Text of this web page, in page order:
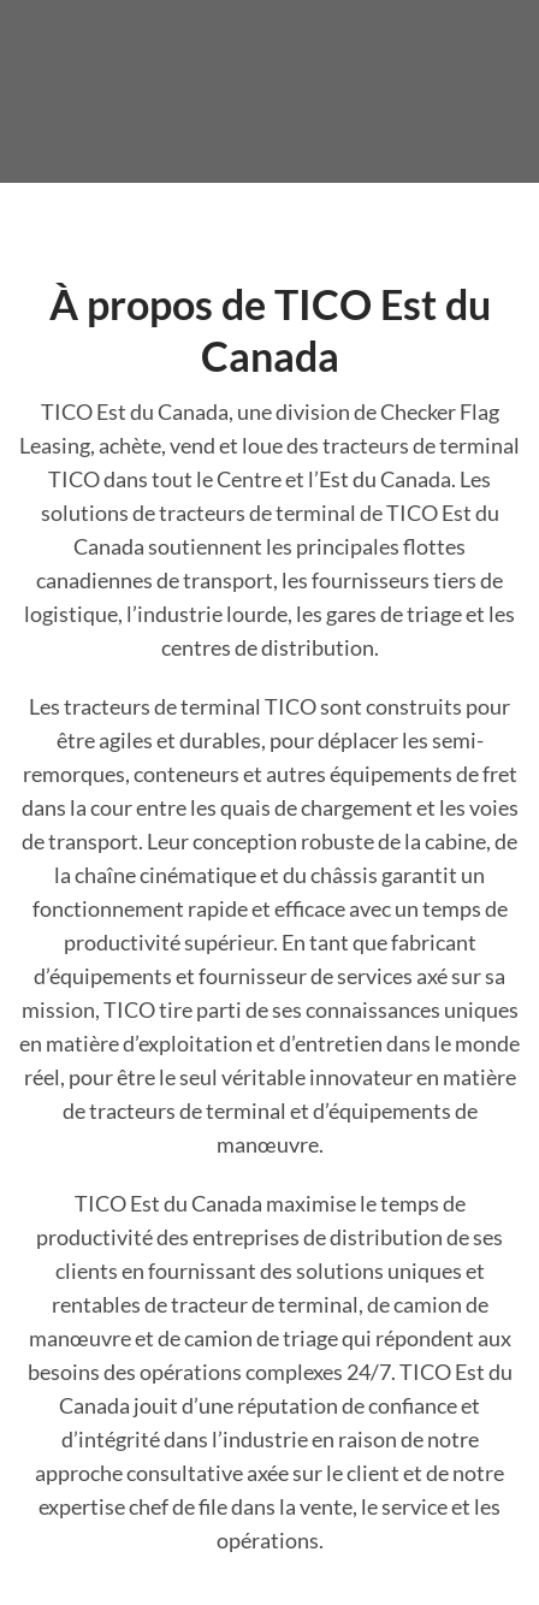
À propos de TICO Est du
Canada
TICO Est du Canada, une division de Checker Flag
Leasing, achète, vend et loue des tracteurs de terminal
TICO dans tout le Centre et l’Est du Canada. Les
solutions de tracteurs de terminal de TICO Est du
Canada soutiennent les principales flottes
canadiennes de transport, les fournisseurs tiers de
logistique, l’industrie lourde, les gares de triage et les
centres de distribution.
Les tracteurs de terminal TICO sont construits pour
être agiles et durables, pour déplacer les semi-
remorques, conteneurs et autres équipements de fret
dans la cour entre les quais de chargement et les voies
de transport. Leur conception robuste de la cabine, de
la chaîne cinématique et du châssis garantit un
fonctionnement rapide et efficace avec un temps de
productivité supérieur. En tant que fabricant
d’équipements et fournisseur de services axé sur sa
mission, TICO tire parti de ses connaissances uniques
en matière d’exploitation et d’entretien dans le monde
réel, pour être le seul véritable innovateur en matière
de tracteurs de terminal et d’équipements de
manœuvre.
TICO Est du Canada maximise le temps de
productivité des entreprises de distribution de ses
clients en fournissant des solutions uniques et
rentables de tracteur de terminal, de camion de
manœuvre et de camion de triage qui répondent aux
besoins des opérations complexes 24/7. TICO Est du
Canada jouit d’une réputation de confiance et
d’intégrité dans l’industrie en raison de notre
approche consultative axée sur le client et de notre
expertise chef de file dans la vente, le service et les
opérations.